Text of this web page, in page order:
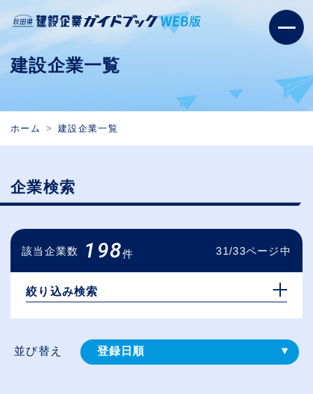
建設企業一覧
ホーム 建設企業一覧
企業検索
該当企業数 198件 31/33ページ中
絞り込み検索
並び替え 登録⽇順